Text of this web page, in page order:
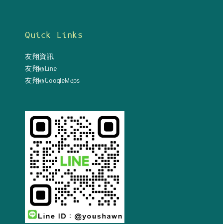
Quick Links
友翔資訊
友翔@Line
友翔@GoogleMaps